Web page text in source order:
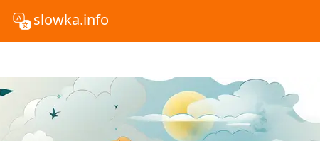
slowka.info